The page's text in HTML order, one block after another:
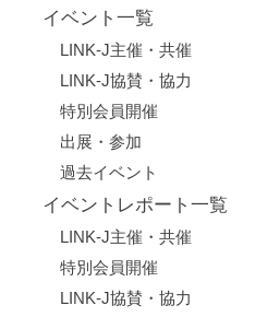
イベント一覧
LINK-J主催・共催
LINK-J協賛・協力
特別会員開催
出展・参加
過去イベント
イベントレポート一覧
LINK-J主催・共催
特別会員開催
LINK-J協賛・協力